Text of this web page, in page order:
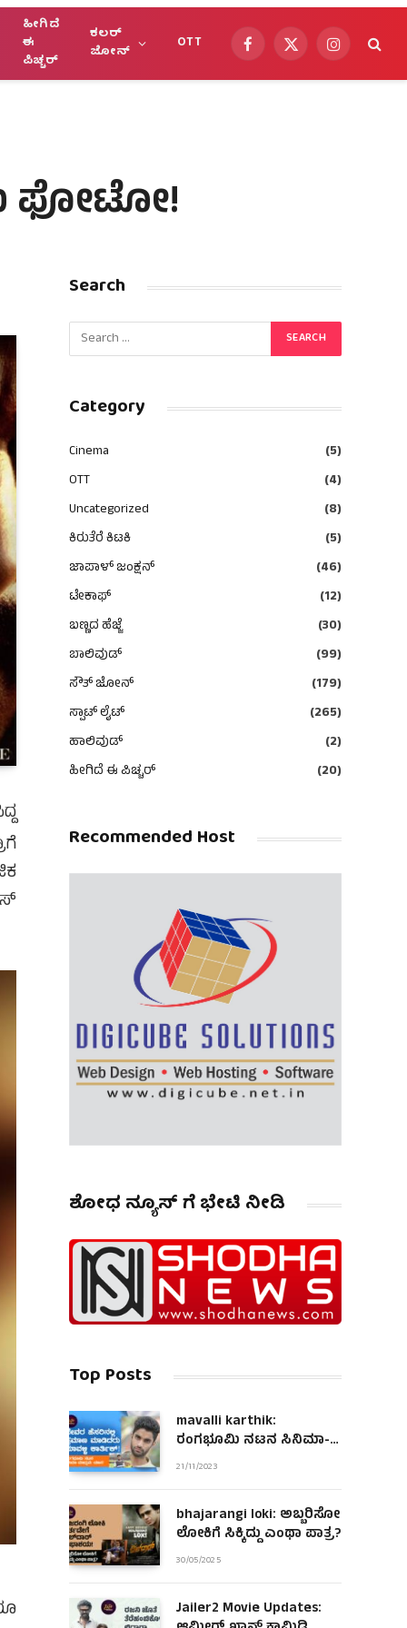
ಹೀಗಿದೆ
ಈ
ಪಿಚ್ಚರ್
ಕಲರ್
ಜೋನ್
OTT Facebook
X
Instagram
ಫೋಟೋ!
Search
Category
Cinema
(5)
OTT
(4)
Uncategorized
(8)
ಕಿರುತೆರೆ ಕಿಟಕಿ
(5)
ಜಾಪಾಳ್ ಜಂಕ್ಷನ್
(46)
ಟೇಕಾಫ್
(12)
ಬಣ್ಣದ ಹೆಜ್ಜೆ
(30)
ಬಾಲಿವುಡ್
(99)
ಸೌತ್ ಜೋನ್
(179)
ಸ್ಪಾಟ್ ಲೈಟ್
(265)
ಹಾಲಿವುಡ್
(2)
ಹೀಗಿದೆ ಈ ಪಿಚ್ಚರ್
(20)
Recommended Host
ಶೋಧ ನ್ಯೂಸ್ ಗೆ ಭೇಟಿ ನೀಡಿ
Top Posts
mavalli karthik:
ರಂಗಭೂಮಿ ನಟನ ಸಿನಿಮಾ-
ಮಾಧ್ಯಮ ಯಾನ!
21/11/2023
bhajarangi loki: ಅಬ್ಬರಿಸೋ
ಲೋಕಿಗೆ ಸಿಕ್ಕಿದ್ದು ಎಂಥಾ ಪಾತ್ರ?
30/05/2025
Jailer2 Movie Updates: